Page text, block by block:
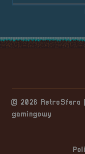
© 2026 RetroSfera
gamingowy